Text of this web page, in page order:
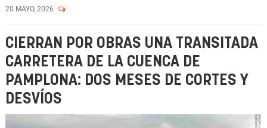
20 MAYO, 2026
CIERRAN POR OBRAS UNA TRANSITADA
CARRETERA DE LA CUENCA DE
PAMPLONA: DOS MESES DE CORTES Y
DESVÍOS